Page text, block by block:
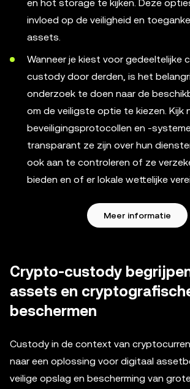
en hot storage te kijken. Deze
invloed op de veiligheid en
assets.
Wanneer je kiest voor gedeeltelijke
custody door derden, is het
onderzoek te doen naar de
om de veiligste optie te kiezen. Kijk
beveiligingsprotocollen en -
transparant ze zijn over hun
ook aan te controleren of ze
bieden en of er lokale wettelijke
Meer informatie
Crypto-custody
assets en
beschermen
Custody in de context van
naar een oplossing voor digitaal
veilige opslag en bescherming van